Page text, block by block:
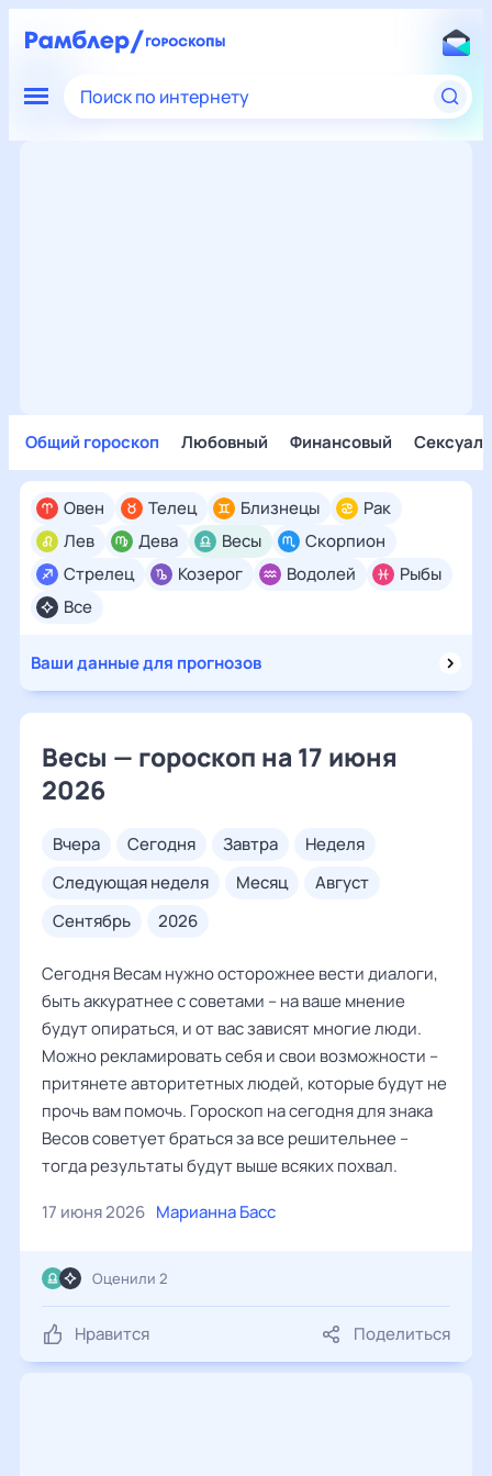
Поиск по интернету
Общий гороскоп Любовный Финансовый
Все
Овен Телец Близнецы
Рак
Лев
Дева Весы
Скорпион
Стрелец
Козерог Водолей Рыбы
Ваши данные для прогнозов
Весы — гороскоп на 17 июня
2026
вчера сегодня завтра
неделя
следующая неделя
месяц
август
сентябрь
2026
Сегодня Весам нужно осторожнее вести диалоги,
быть аккуратнее с советами – на ваше мнение
будут опираться, и от вас зависят многие люди.
Можно рекламировать себя и свои возможности –
притянете авторитетных людей, которые будут не
прочь вам помочь. Гороскоп на сегодня для знака
Весов советует браться за все решительнее –
тогда результаты будут выше всяких похвал.
17 июня 2026 Марианна Басс
Нравится Поделиться
Оценили 2